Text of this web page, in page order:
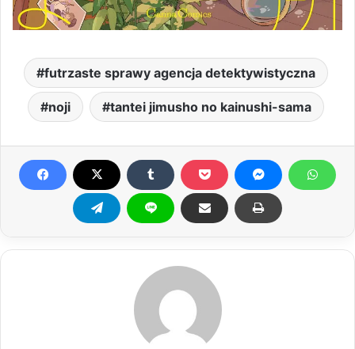
futrzaste sprawy agencja detektywistyczna
noji tantei jimusho no kainushi-sama